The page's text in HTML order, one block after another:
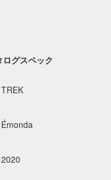
グスペック
TREK
Émonda
2020